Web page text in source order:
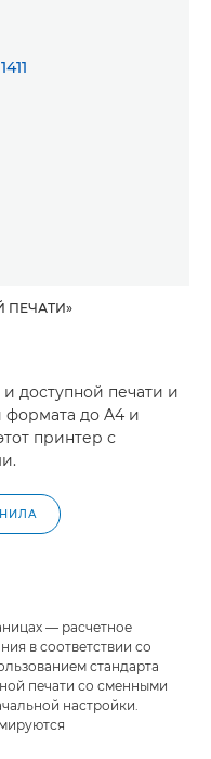
ПЕЧАТИ»
доступной печати и
формата до A4 и
принтер с
— расчетное
в соответствии со
стандарта
печати со сменными
настройки.